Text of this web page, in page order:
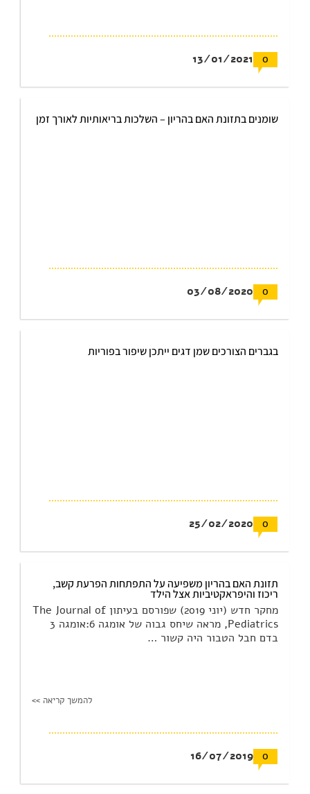
0
13/01/2021
שומנים בתזונת האם בהריון – השלכות בריאותיות לאורך זמן
0
03/08/2020
בגברים הצורכים שמן דגים ייתכן שיפור בפוריות
0
25/02/2020
תזונת האם בהריון משפיעה על התפתחות הפרעת קשב,
ריכוז והיפראקטיביות אצל הילד
מחקר חדש (יוני 2019) שפורסם בעיתון The Journal of
Pediatrics, מראה שיחס גבוה של אומגה 6:אומגה 3
בדם חבל הטבור היה קשור …
להמשך קריאה >>
0
16/07/2019